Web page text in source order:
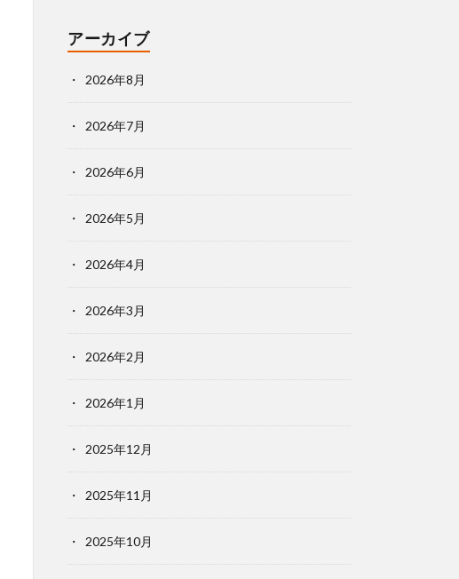
アーカイブ
2026年8月
2026年7月
2026年6月
2026年5月
2026年4月
2026年3月
2026年2月
2026年1月
2025年12月
2025年11月
2025年10月